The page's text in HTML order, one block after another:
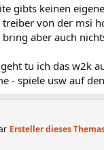
gibts keinen
von der msi
aber auch
tu ich das w2k
- spiele usw auf
Ersteller dieses